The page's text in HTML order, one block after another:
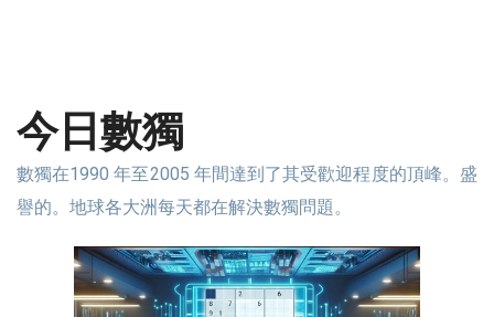
今日數獨
數獨在1990 年至2005 年間達到了其受歡迎程度的頂峰。盛
譽的。地球各大洲每天都在解決數獨問題。